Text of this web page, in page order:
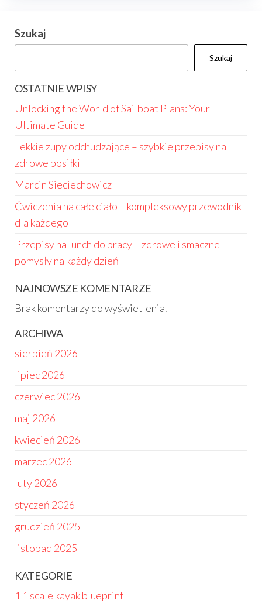
Szukaj
Szukaj
OSTATNIE WPISY
Unlocking the World of Sailboat Plans: Your
Ultimate Guide
Lekkie zupy odchudzające – szybkie przepisy na
zdrowe posiłki
Marcin Sieciechowicz
Ćwiczenia na całe ciało – kompleksowy przewodnik
dla każdego
Przepisy na lunch do pracy – zdrowe i smaczne
pomysły na każdy dzień
NAJNOWSZE KOMENTARZE
Brak komentarzy do wyświetlenia.
ARCHIWA
sierpień 2026
lipiec 2026
czerwiec 2026
maj 2026
kwiecień 2026
marzec 2026
luty 2026
styczeń 2026
grudzień 2025
listopad 2025
KATEGORIE
1 1 scale kayak blueprint